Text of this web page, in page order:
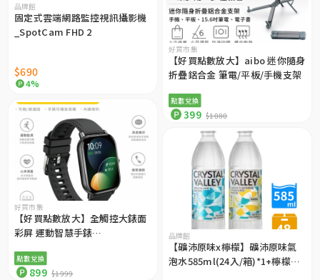
品牌館
固定式雲端網路監控視訊攝影機
_SpotCam FHD 2
$690
4%
好買市集
【好買點數放大】aibo 迷你隨身
折疊鋁合金 筆電/平板/手機支架
點數兌換
399 $1080
好買市集
【好買點數放大】全觸控大錶面
彩屏 運動智慧手錶
健康數據監測）
點數兌換
899 $1999
品牌館
【礦沛原味x檸檬】礦沛原味氣
泡水585ml(24入/箱)*1+檸檬氣